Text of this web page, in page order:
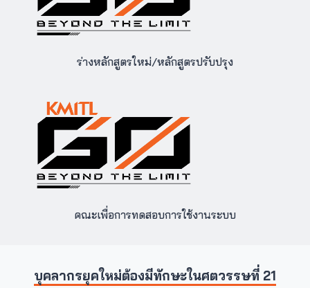
ร่างหลักสูตรใหม่/หลักสูตรปรับปรุง
คณะเพื่อการทดสอบการใช้งานระบบ
บุคลากรยุคใหม่ต้องมีทักษะในศตวรรษที่ 21